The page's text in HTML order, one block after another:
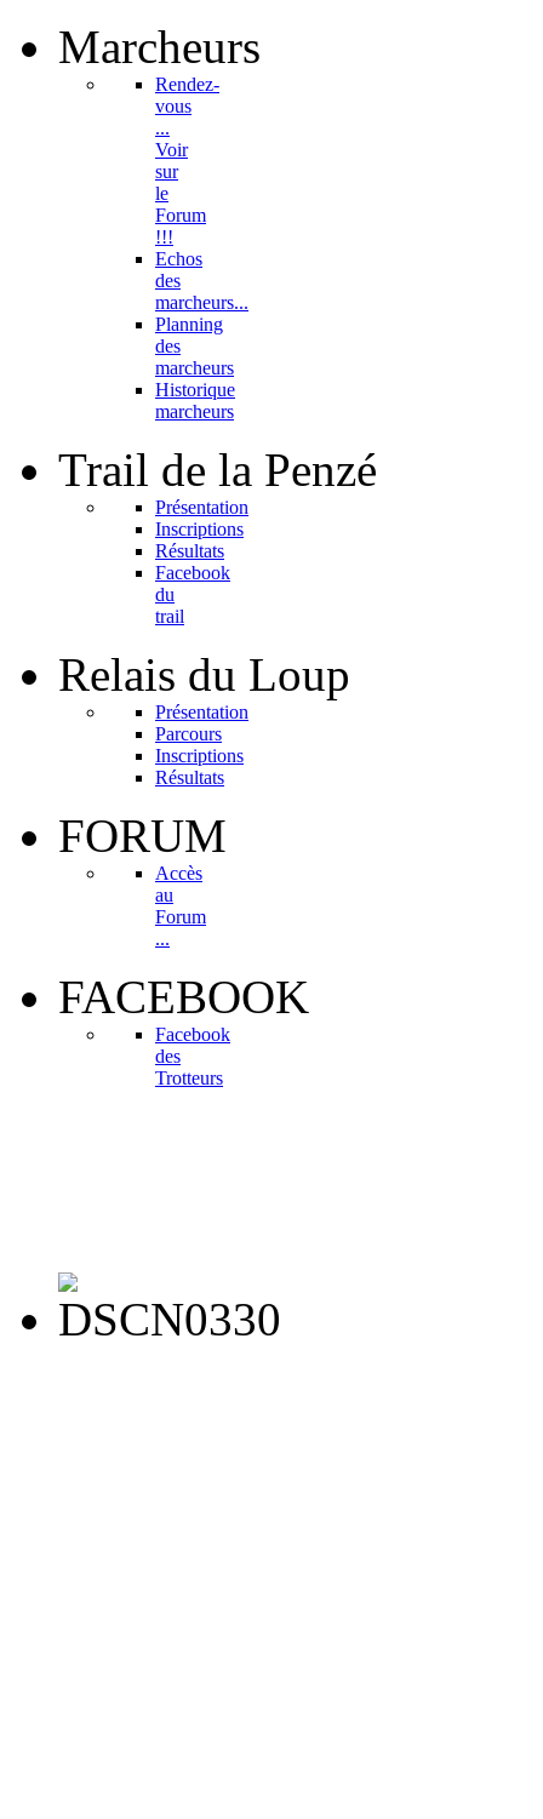
Marcheurs
Rendez-
vous
...
Voir
sur
le
Forum
!!!
Echos
des
marcheurs...
Planning
des
marcheurs
Historique
marcheurs
Trail de la Penzé
Présentation
Inscriptions
Résultats
Facebook
du
trail
Relais du Loup
Présentation
Parcours
Inscriptions
Résultats
FORUM
Accès
au
Forum
...
FACEBOOK
Facebook
des
Trotteurs